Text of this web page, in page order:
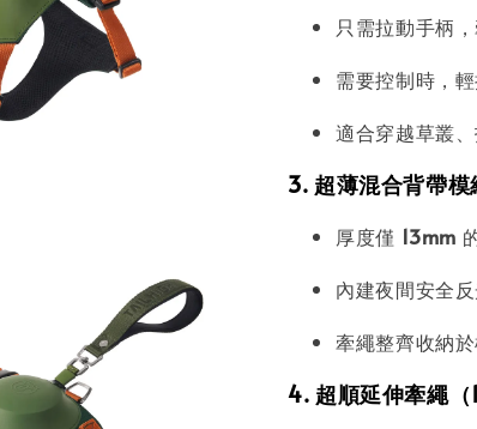
只需拉動手柄
需要控制時，
適合穿越草叢
3. 超薄混合背帶模
厚度僅 13mm
內建夜間安全
牽繩整齊收納
4. 超順延伸牽繩（